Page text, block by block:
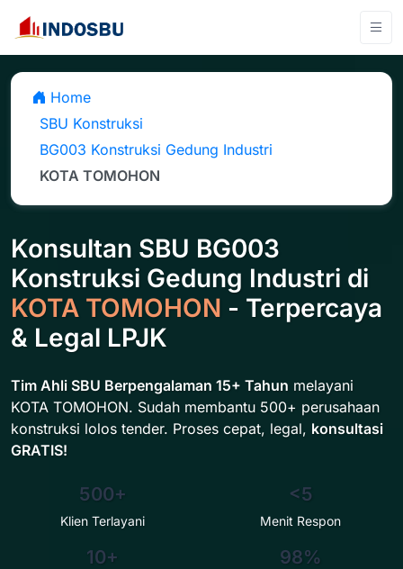
Home
SBU Konstruksi
BG003 Konstruksi Gedung Industri
KOTA TOMOHON
Konsultan SBU BG003
Konstruksi Gedung Industri di
KOTA TOMOHON - Terpercaya
& Legal LPJK
Tim Ahli SBU Berpengalaman 15+ Tahun melayani
KOTA TOMOHON. Sudah membantu 500+ perusahaan
konstruksi lolos tender. Proses cepat, legal, konsultasi
GRATIS!
500+
Klien Terlayani
<5
Menit Respon
10+ 98%